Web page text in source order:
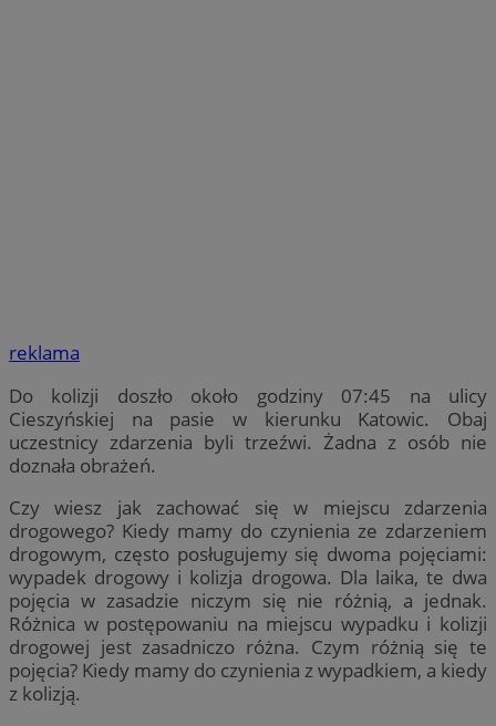
reklama
Do kolizji doszło około godziny 07:45 na ulicy
Cieszyńskiej na pasie w kierunku Katowic. Obaj
uczestnicy zdarzenia byli trzeźwi. Żadna z osób nie
doznała obrażeń.
Czy wiesz jak zachować się w miejscu zdarzenia
drogowego? Kiedy mamy do czynienia ze zdarzeniem
drogowym, często posługujemy się dwoma pojęciami:
wypadek drogowy i kolizja drogowa. Dla laika, te dwa
pojęcia w zasadzie niczym się nie różnią, a jednak.
Różnica w postępowaniu na miejscu wypadku i kolizji
drogowej jest zasadniczo różna. Czym różnią się te
pojęcia? Kiedy mamy do czynienia z wypadkiem, a kiedy
z kolizją.